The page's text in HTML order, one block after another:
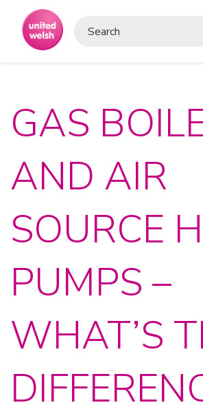
GAS
AND AIR
SOURCE
PUMPS –
WHAT’S